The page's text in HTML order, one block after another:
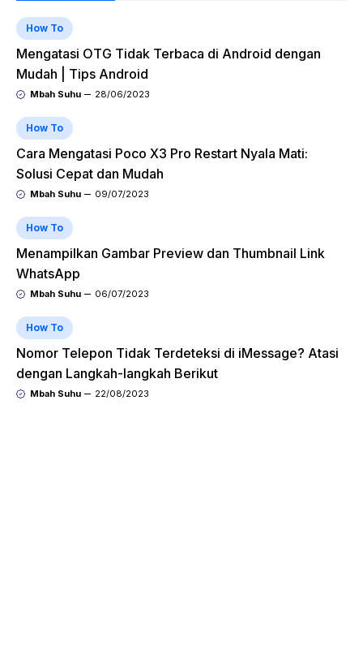
How To
Mengatasi OTG Tidak Terbaca di Android dengan
Mudah | Tips Android
Mbah Suhu 28/06/2023
How To
Cara Mengatasi Poco X3 Pro Restart Nyala Mati:
Solusi Cepat dan Mudah
Mbah Suhu 09/07/2023
How To
Menampilkan Gambar Preview dan Thumbnail Link
WhatsApp
Mbah Suhu 06/07/2023
How To
Nomor Telepon Tidak Terdeteksi di iMessage? Atasi
dengan Langkah-langkah Berikut
Mbah Suhu 22/08/2023